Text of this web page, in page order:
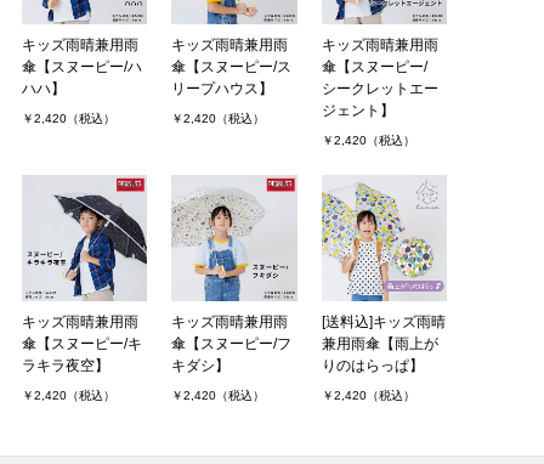
キッズ雨晴兼用雨
傘【スヌーピー/ハ
ハハ】
￥2,420（税込）
キッズ雨晴兼用雨
傘【スヌーピー/ス
リープハウス】
￥2,420（税込）
キッズ雨晴兼用雨
傘【スヌーピー/
シークレットエー
ジェント】
￥2,420（税込）
キッズ雨晴兼用雨
傘【スヌーピー/キ
ラキラ夜空】
￥2,420（税込）
キッズ雨晴兼用雨
傘【スヌーピー/フ
キダシ】
￥2,420（税込）
[送料込]キッズ雨晴
兼用雨傘【雨上が
りのはらっぱ】
￥2,420（税込）